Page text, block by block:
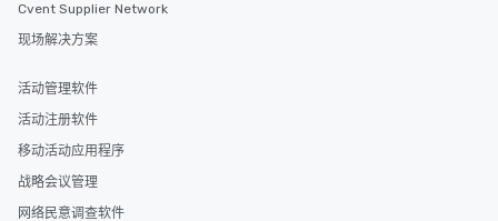
short stroll allows your group
members a chance to engage in prime
heading to the next place on your tour
itinerary. You Get a Dinner and a Show
entertainment. All tours include a
knowledgeable, professional guide
who leads the group on a walking tour,
Cvent Supplier Network
现场解决方案
活动管理软件
活动注册软件
移动活动应用程序
战略会议管理
网络民意调查软件